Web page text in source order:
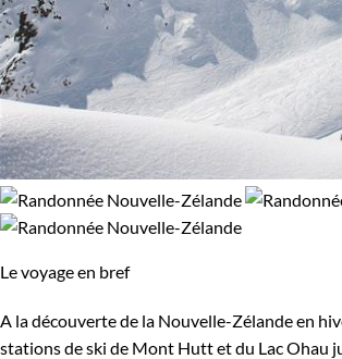
Le voyage en bref
A la découverte de la Nouvelle-Zélande en
stations de ski de Mont Hutt et du Lac Ohau